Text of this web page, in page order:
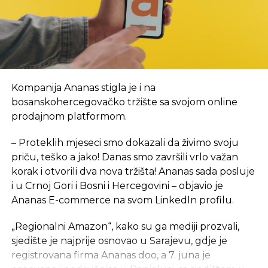
SLIČNE TEME:
Kamera koju bacate kao loptu, a ona snima
NE PROPUSTITE
Google emotikoni naglašavaju profesije
početak, kancelarije NTP-a biće u novom objektu
Arhitektonsko-građevinsko-geodetskog fakulteta i
Šumarskog fakulteta, u krugu Univerzitetskog
grada. Inače, lokacija je u neposrednoj blizini
tehničke dokumentacije tada bila u toku. Tada je i
rečeno da se na proljeće 2024. godine planira
polaganje kamena temeljca za izgradnju ovog
metara, sa planiranim rokom od 24 mjeseca, a tada
je procijenjeno da će okvirna vrijednost objekta,
neophodnom opremom i laboratorijom, iznositi 15
mil EUR.
odobrio sredstva za dva projekta u Srpskoj– jedan
je izgradnja Studentskog centra u Foči, a drugi
izgradnja Naučno-tehnološkog parka u Banjaluci.
Kompanija Ananas stigla je i na
bosanskohercegovačko tržište sa svojom online
prodajnom platformom.
– Proteklih mjeseci smo dokazali da živimo svoju
priču, teško a jako! Danas smo završili vrlo važan
korak i otvorili dva nova tržišta! Ananas sada posluje
i u Crnoj Gori i Bosni i Hercegovini – objavio je
Ananas E-commerce na svom LinkedIn profilu.
„Regionalni Amazon“, kako su ga mediji prozvali,
sjedište je najprije osnovao u Sarajevu, gdje je
registrovana firma Ananas doo, a 7. juna je